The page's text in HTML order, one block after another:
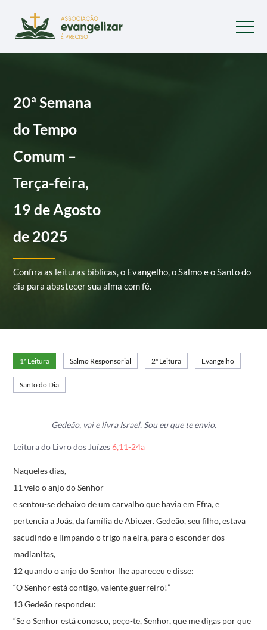
20ª Semana
do Tempo
Comum –
Terça-feira,
19 de Agosto
de 2025
Confira as leituras bíblicas, o Evangelho, o Salmo e o Santo do
dia para abastecer sua alma com fé.
1ª Leitura Salmo Responsorial 2ª Leitura Evangelho
Santo do Dia
Gedeão, vai e livra Israel. Sou eu que te envio.
Leitura do Livro dos Juízes6,11-24a
Naqueles dias,
11 veio o anjo do Senhor
e sentou-se debaixo de um carvalho que havia em Efra, e
pertencia a Joás, da família de Abiezer. Gedeão, seu filho, estava
sacudindo e limpando o trigo na eira, para o esconder dos
madianitas,
12 quando o anjo do Senhor lhe apareceu e disse:
“O Senhor está contigo, valente guerreiro!”
13 Gedeão respondeu:
“Se o Senhor está conosco, peço-te, Senhor, que me digas por que